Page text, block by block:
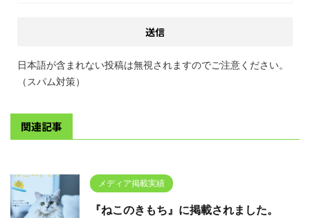
日本語が含まれない投稿は無視されますのでご注意ください。
（スパム対策）
関連記事
メディア掲載実績
『ねこのきもち』に掲載されました。